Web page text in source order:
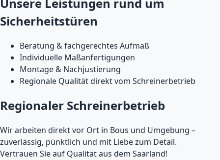
Unsere Leistungen rund um
Sicherheitstüren
Beratung & fachgerechtes Aufmaß
Individuelle Maßanfertigungen
Montage & Nachjustierung
Regionale Qualität direkt vom Schreinerbetrieb
Regionaler Schreinerbetrieb
Wir arbeiten direkt vor Ort in Bous und Umgebung –
zuverlässig, pünktlich und mit Liebe zum Detail.
Vertrauen Sie auf Qualität aus dem Saarland!